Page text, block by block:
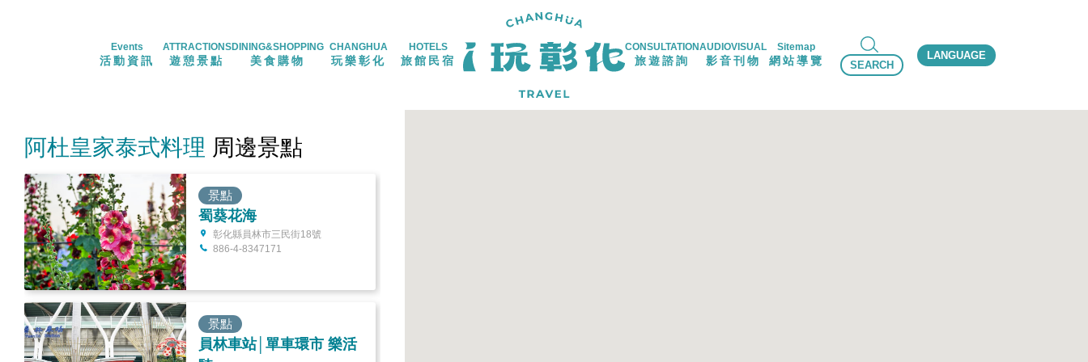
Events
活動資訊
ATTRACTIONS
遊憩景點
DINING&SHOPPING
美食購物
CHANGHUA
玩樂彰化
HOTELS
旅館民宿
CONSULTATION
旅遊諮詢
AUDIOVISUAL
影音刊物
Sitemap
網站導覽 SEARCH
LANGUAGE
阿杜皇家泰式料理 周邊景點
景點
蜀葵花海
彰化縣員林市三民街18號
886-4-8347171
景點
員林車站│單車環市 樂活